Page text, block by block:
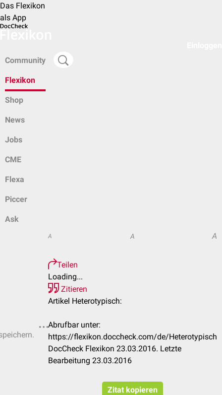
Das Flexikon
als App
Community
Flexikon
Shop
News
Jobs
CME
Flexa
Piccer
Ask
A A A
Teilen
Loading...
Zitieren
Artikel Heterotypisch:
Abrufbar unter:
https://flexikon.doccheck.com/de/Heterotypisch
DocCheck Flexikon 23.03.2016. Letzte
Bearbeitung 23.03.2016
Zitat kopieren